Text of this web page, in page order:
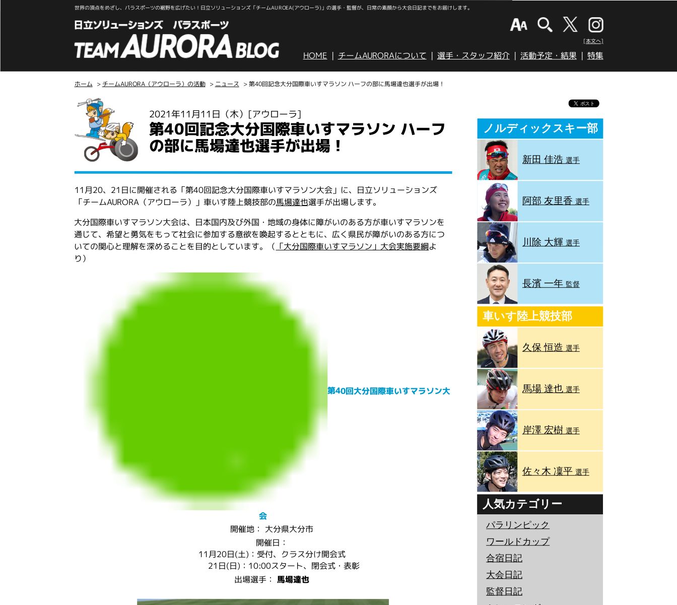
世界の頂点をめざし、パラスポーツの裾野を広げたい！日立ソリューションズ「チームAUROEA(アウローラ)」の選手・監督が、日常の素顔から大会日記までをお届けします。
[本文へ]
HOME チームAURORAについて 選手・スタッフ紹介 活動予定・結果 特集
ホーム > チームAURORA（アウローラ）の活動 > ニュース > 第40回記念大分国際車いすマラソン ハーフの部に馬場達也選手が出場！
2021年11月11日（木） [アウローラ]
第40回記念大分国際車いすマラソン ハーフ
の部に馬場達也選手が出場！
11月20、21日に開催される「第40回記念大分国際車いすマラソン大会」に、日立ソリューションズ
「チームAURORA（アウローラ）」車いす陸上競技部の馬場達也選手が出場します。
大分国際車いすマラソン大会は、日本国内及び外国・地域の身体に障がいのある方が車いすマラソンを
通じて、希望と勇気をもって社会に参加する意欲を喚起するとともに、広く県民が障がいのある方につ
いての関心と理解を深めることを目的としています。（ 「大分国際車いすマラソン」大会実施要綱よ
り）
第40回大分国際車いすマラソン大
会
開催地： 大分県大分市
開催日：
11月20日(土)：受付、クラス分け開会式
21日(日)：10:00スタート、閉会式・表彰
出場選手：馬場達也
ノルディックスキー部
新田 佳浩選手
阿部 友里香選手
川除 大輝 選手
長濱 一年 監督
車いす陸上競技部
久保 恒造 選手
馬場 達也 選手
岸澤 宏樹 選手
佐々木 凜平 選手
人気カテゴリー
パラリンピック
ワールドカップ
合宿日記
大会日記
監督日記